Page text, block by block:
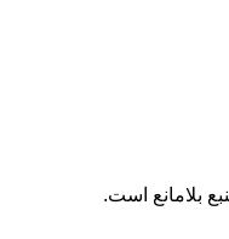
بلامانع است.